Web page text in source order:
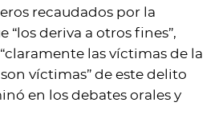
recaudados por la
deriva a otros fines”,
las víctimas de la
víctimas” de este delito
en los debates orales y